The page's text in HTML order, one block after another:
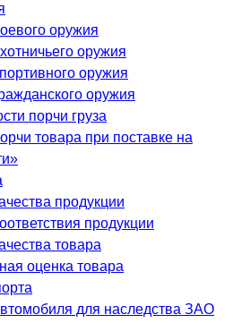
оружия
оружия
оружия
оружия
порчи груза
товара при поставке на
продукции
продукции
товара
оценка товара
для наследства ЗАО